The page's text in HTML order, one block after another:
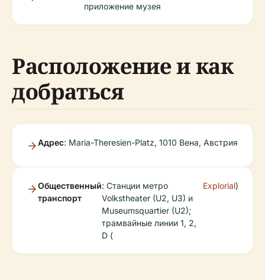
приложение музея
Расположение и как
добраться
Адрес: Maria-Theresien-Platz, 1010 Вена, Австрия
Общественный
транспорт
: Станции метро
Volkstheater (U2, U3) и
Museumsquartier (U2);
трамвайные линии 1, 2,
D (
Explorial)